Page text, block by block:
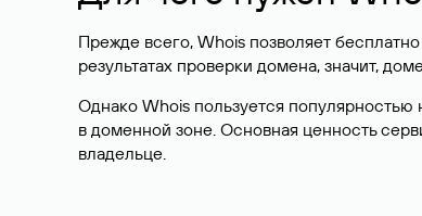
Прежде всего, Whois позволяет
результатах проверки домена, значит,
Однако Whois пользуется
в доменной зоне. Основная ценность
владельце.